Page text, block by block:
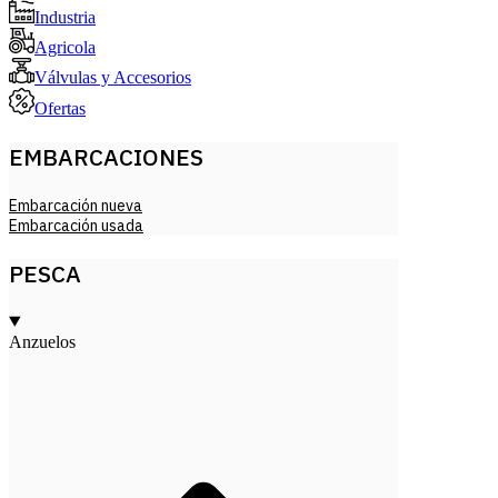
Industria
Agricola
Válvulas y Accesorios
Ofertas
EMBARCACIONES
Embarcación nueva
Embarcación usada
PESCA
Anzuelos